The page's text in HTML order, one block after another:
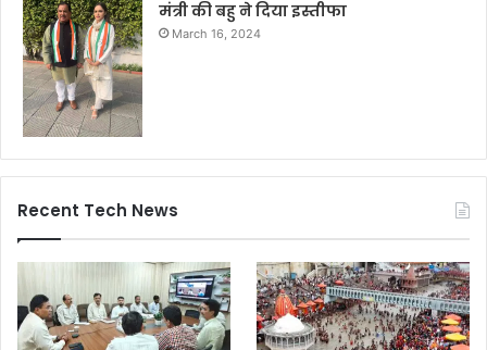
मंत्री की बहु ने दिया इस्तीफा
March 16, 2024
Recent Tech News